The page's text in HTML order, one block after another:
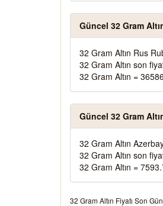
Güncel 32 Gram
32 Gram Altın Rus
32 Gram Altın son
32 Gram Altın =
Güncel 32 Gram
32 Gram Altın
32 Gram Altın son
32 Gram Altın =
32 Gram Altın Fiyatı Son